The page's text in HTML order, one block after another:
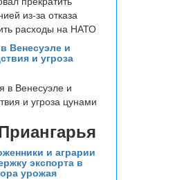
Венесуэле и
и угроза
и аграрии
экспорта в
урожая